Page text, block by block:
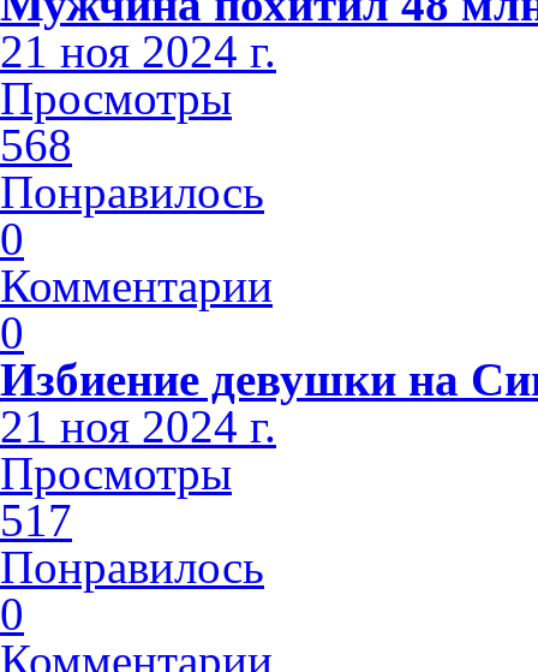
21 ноя 2024 г.
Просмотры
568
Понравилось
0
Комментарии
0
Избиение девушки на
21 ноя 2024 г.
Просмотры
517
Понравилось
0
Комментарии